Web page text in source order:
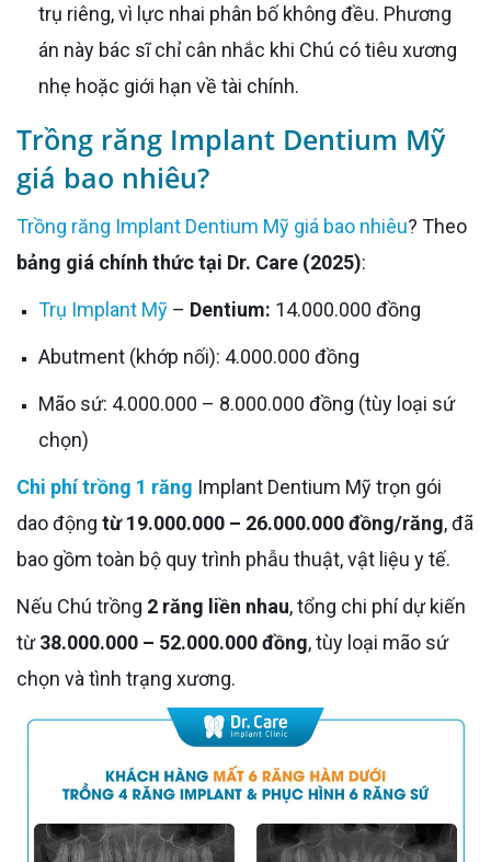
trụ riêng, vì lực nhai phân bố không đều. Phương
án này bác sĩ chỉ cân nhắc khi Chú có tiêu xương
nhẹ hoặc giới hạn về tài chính.
Trồng răng Implant Dentium Mỹ
giá bao nhiêu?
Trồng răng Implant Dentium Mỹ giá bao nhiêu? Theo
bảng giá chính thức tại Dr. Care (2025):
Trụ Implant Mỹ – Dentium: 14.000.000 đồng
Abutment (khớp nối): 4.000.000 đồng
Mão sứ: 4.000.000 – 8.000.000 đồng (tùy loại sứ
chọn)
Chi phí trồng 1 răng Implant Dentium Mỹ trọn gói
dao động từ 19.000.000 – 26.000.000 đồng/răng, đã
bao gồm toàn bộ quy trình phẫu thuật, vật liệu y tế.
Nếu Chú trồng 2 răng liền nhau, tổng chi phí dự kiến
từ38.000.000 – 52.000.000 đồng, tùy loại mão sứ
chọn và tình trạng xương.